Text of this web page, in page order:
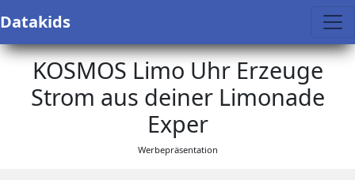
Datakids
KOSMOS Limo Uhr Erzeuge
Strom aus deiner Limonade
Exper
Werbepräsentation